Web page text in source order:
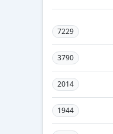
7229
3790
2014
1944